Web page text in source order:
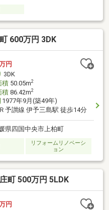
600万円 3DK
円
3DK
積50.05m2
積86.42m2
1977年9月(築49年)
予讃線 伊予三島駅 徒歩14分
県四国中央市上柏町
リフォームリノベーシ
ョン
町 500万円 5LDK
円